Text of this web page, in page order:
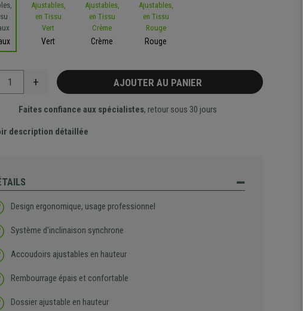
Vert Crème Rouge
+ AJOUTER AU PANIER
Faites confiance aux spécialistes, retour sous 30 jours
description détaillée
Design ergonomique, usage professionnel
Système d'inclinaison synchrone
Accoudoirs ajustables en hauteur
Rembourrage épais et confortable
Dossier ajustable en hauteur